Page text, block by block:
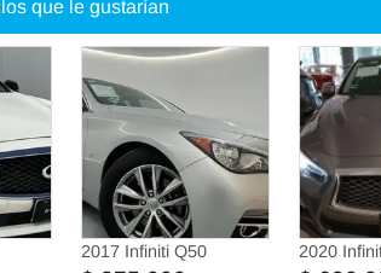
que le gustarían
2017 Infiniti Q50
2020